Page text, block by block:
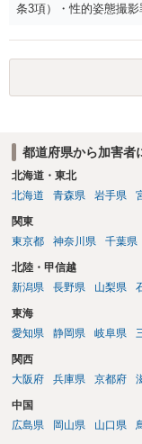
条3項）・性的姿態撮
で、警察にバレれば、
都道府県から加害者
北海道・東北
北海道
青森県 岩手県
関東
東京都
神奈川県 千葉県
北陸・甲信越
新潟県
長野県 山梨県
東海
愛知県
静岡県 岐阜県
関西
大阪府
兵庫県 京都府
中国
広島県
岡山県 山口県